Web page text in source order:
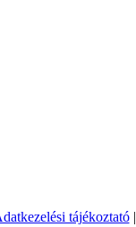
tájékoztató|